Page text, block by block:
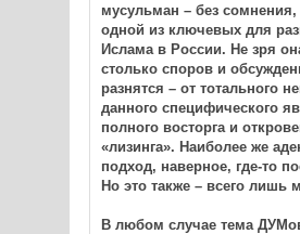
мусульман – без сомнения,
одной из ключевых для
Ислама в России. Не зря
столько споров и
разнятся – от тотального
данного специфического
полного восторга и
«лизинга». Наиболее же
подход, наверное, где-то
Но это также – всего лишь
В любом случае тема